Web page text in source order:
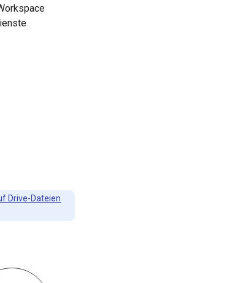
Drive-Dateien